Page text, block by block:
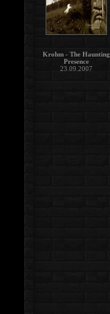
Krohm - The Haunting
Presence
23.09.2007